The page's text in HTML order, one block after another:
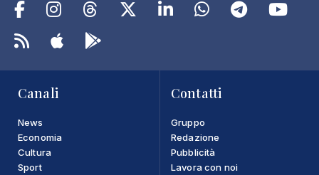
Canali
News
Economia
Cultura
Sport
Contatti
Gruppo
Redazione
Pubblicità
Lavora con noi